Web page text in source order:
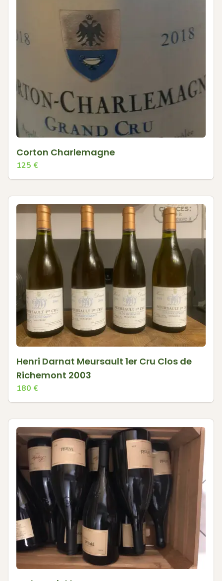
Corton Charlemagne
125 €
Henri Darnat Meursault 1er Cru Clos de
Richemont 2003
180 €